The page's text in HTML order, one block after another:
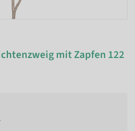
mit Zapfen 122